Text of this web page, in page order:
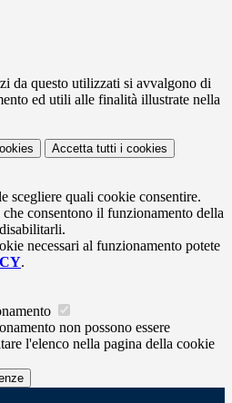
da questo utilizzati si avvalgono di
ed utili alle finalità illustrate nella
Accetta tutti i cookies
scegliere quali cookie consentire.
consentono il funzionamento della
necessari al funzionamento potete
.
non possono essere
l'elenco nella pagina della cookie